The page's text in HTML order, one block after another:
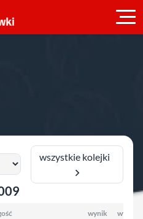
wszystkie kolejki
wynik wyniki